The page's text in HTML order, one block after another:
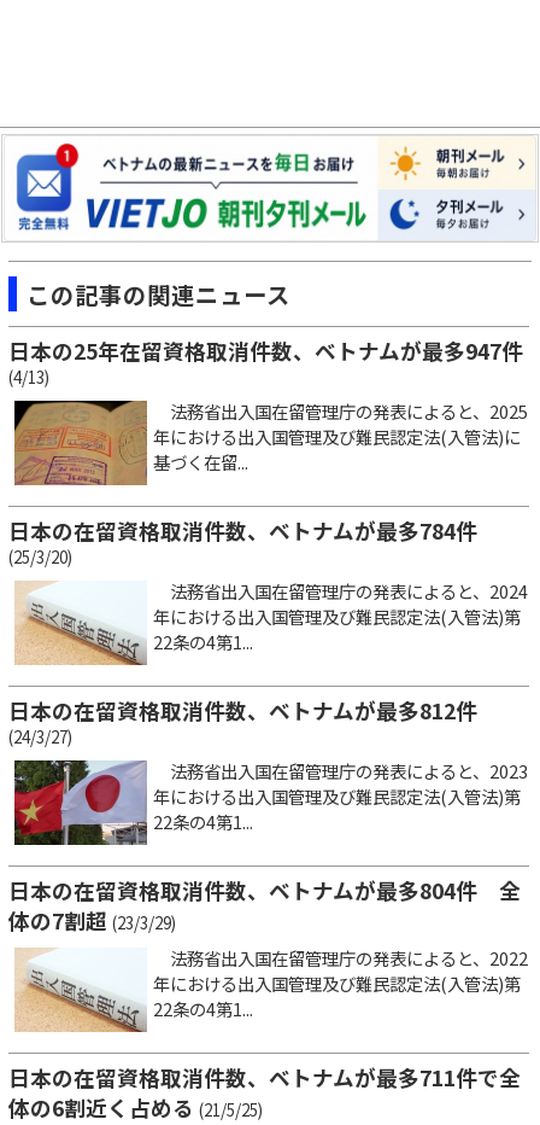
この記事の関連ニュース
日本の25年在留資格取消件数、ベトナムが最多947件
(4/13)
法務省出入国在留管理庁の発表によると、2025
年における出入国管理及び難民認定法(入管法)に
基づく在留...
日本の在留資格取消件数、ベトナムが最多784件
(25/3/20)
法務省出入国在留管理庁の発表によると、2024
年における出入国管理及び難民認定法(入管法)第
22条の4第1...
日本の在留資格取消件数、ベトナムが最多812件
(24/3/27)
法務省出入国在留管理庁の発表によると、2023
年における出入国管理及び難民認定法(入管法)第
22条の4第1...
日本の在留資格取消件数、ベトナムが最多804件 全
体の7割超 (23/3/29)
法務省出入国在留管理庁の発表によると、2022
年における出入国管理及び難民認定法(入管法)第
22条の4第1...
日本の在留資格取消件数、ベトナムが最多711件で全
体の6割近く占める (21/5/25)